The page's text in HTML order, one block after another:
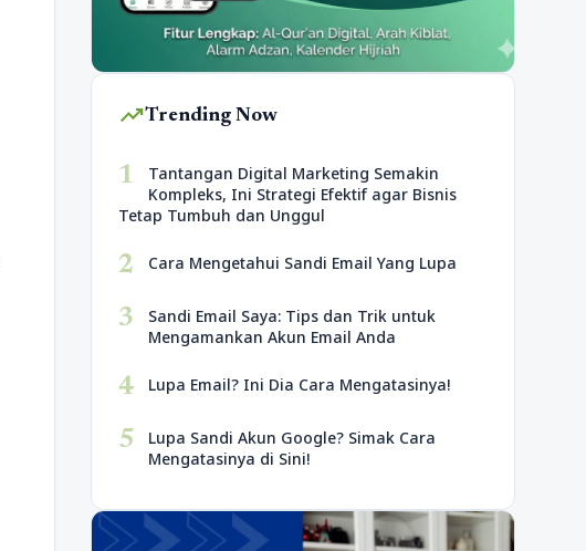
trending_upTrending Now
1
Tantangan Digital Marketing Semakin
Kompleks, Ini Strategi Efektif agar Bisnis
Tetap Tumbuh dan Unggul
2 Cara Mengetahui Sandi Email Yang Lupa
3
Sandi Email Saya: Tips dan Trik untuk
Mengamankan Akun Email Anda
4 Lupa Email? Ini Dia Cara Mengatasinya!
5
Lupa Sandi Akun Google? Simak Cara
Mengatasinya di Sini!